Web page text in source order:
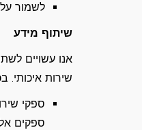
לשמור
שיתוף מידע
אנו עשויים
שירות איכותי.
ספקי
ספקים